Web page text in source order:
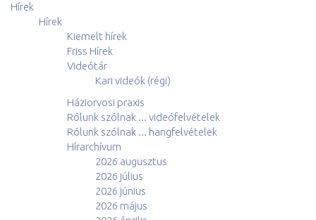
Hírek
Hírek
Kiemelt hírek
Friss Hírek
Videótár
Kari videók (régi)
Háziorvosi praxis
Rólunk szólnak ... videófelvételek
Rólunk szólnak ... hangfelvételek
Hírarchívum
2026 augusztus
2026 július
2026 június
2026 május